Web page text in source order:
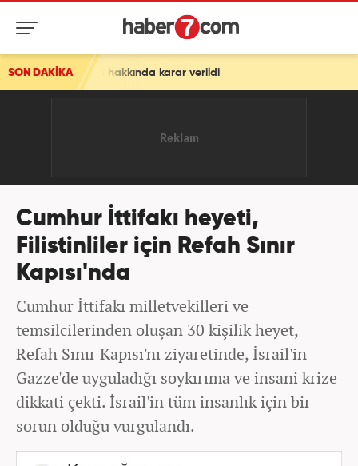
SON DAKİKAkarar verildi
Cumhur İttifakı heyeti,
Filistinliler için Refah Sınır
Kapısı'nda
Cumhur İttifakı milletvekilleri ve
temsilcilerinden oluşan 30 kişilik heyet,
Refah Sınır Kapısı'nı ziyaretinde, İsrail'in
Gazze'de uyguladığı soykırıma ve insani krize
dikkati çekti. İsrail'in tüm insanlık için bir
sorun olduğu vurgulandı.